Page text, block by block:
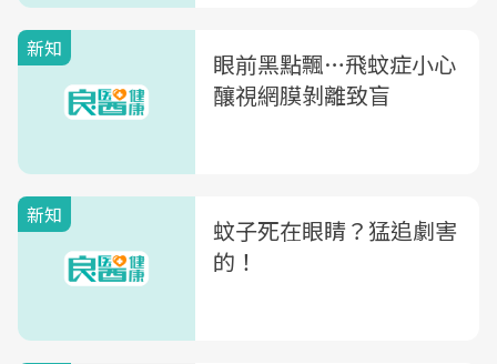
新知
眼前黑點飄…飛蚊症小心
釀視網膜剝離致盲
新知
蚊子死在眼睛？猛追劇害
的！